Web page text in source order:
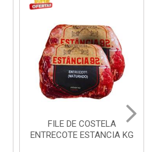
FILE DE COSTELA
ENTRECOTE ESTANCIA KG